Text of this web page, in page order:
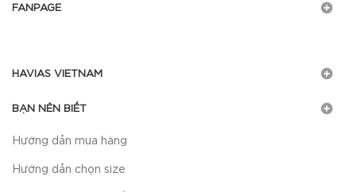
FANPAGE
HAVIAS VIETNAM
BẠN NÊN BIẾT
Hướng dẫn mua hàng
Hướng dẫn chọn size